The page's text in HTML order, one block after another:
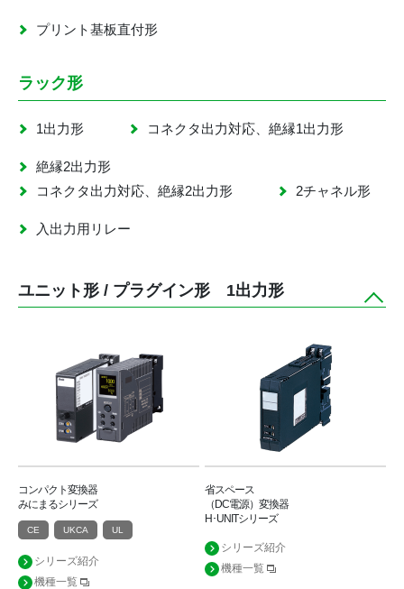
プリント基板直付形
ラック形
1出力形 コネクタ出力対応、絶縁1出力形
絶縁2出力形
コネクタ出力対応、絶縁2出力形
2チャネル形
入出力用リレー
ユニット形 / プラグイン形 1出力形
コンパクト変換器
みにまるシリーズ
CE UKCA UL
シリーズ紹介
機種一覧
省スペース
（DC電源）変換器
H･UNITシリーズ
シリーズ紹介
機種一覧